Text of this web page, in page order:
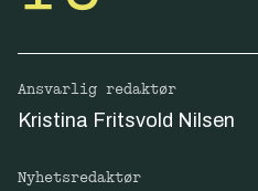
Ansvarlig redaktør
Kristina Fritsvold Nilsen
Nyhetsredaktør